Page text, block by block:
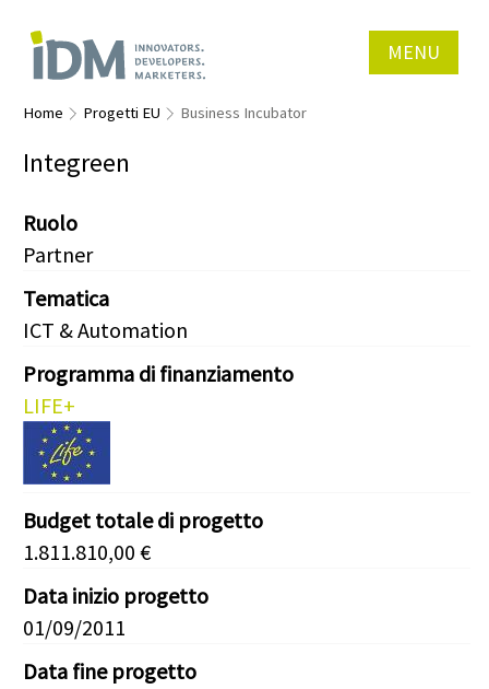
MENU
Home Progetti EU Business Incubator
Integreen
Ruolo
Partner
Tematica
ICT & Automation
Programma di finanziamento
LIFE+
Budget totale di progetto
1.811.810,00 €
Data inizio progetto
01/09/2011
Data fine progetto